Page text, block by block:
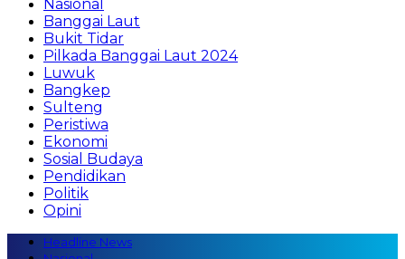
Nasional
Banggai Laut
Bukit Tidar
Pilkada Banggai Laut 2024
Luwuk
Bangkep
Sulteng
Peristiwa
Ekonomi
Sosial Budaya
Pendidikan
Politik
Opini
Headline News